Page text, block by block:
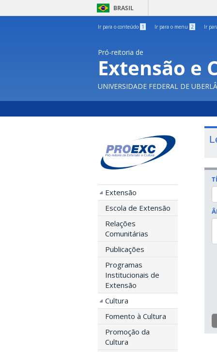
BRASIL
Ir para o conteúdo 1 Ir para o menu 2 Ir
Pró-reitoria de
Extensão e
UNIVERSIDADE FEDERAL DE
Extensão
Escola de Extensão
Relações
Comunitárias
Publicações
Programas
Institucionais de
Extensão
Cultura
Fomento à Cultura
Promoção da
Cultura